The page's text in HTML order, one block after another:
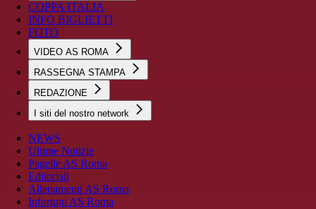
COPPA ITALIA
INFO BIGLIETTI
FOTO
VIDEO AS ROMA
RASSEGNA STAMPA
REDAZIONE
I siti del nostro network
NEWS
Ultime Notizie
Pagelle AS Roma
Editoriali
Allenamenti AS Roma
Infortuni AS Roma